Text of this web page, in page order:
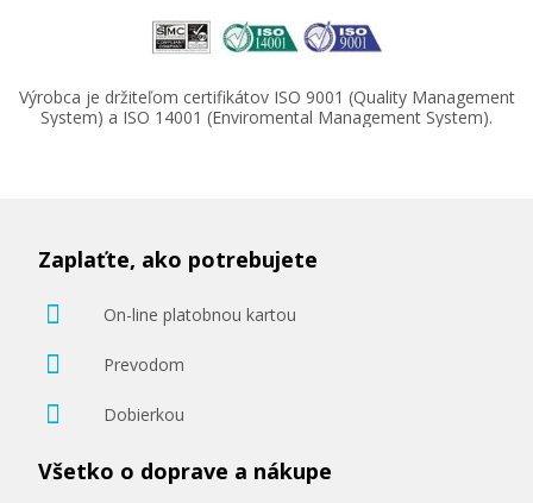
Výrobca je držiteľom certifikátov ISO 9001 (Quality Management
System) a ISO 14001 (Enviromental Management System).
Zaplaťte, ako potrebujete
On-line platobnou kartou
Prevodom
Dobierkou
Všetko o doprave a nákupe